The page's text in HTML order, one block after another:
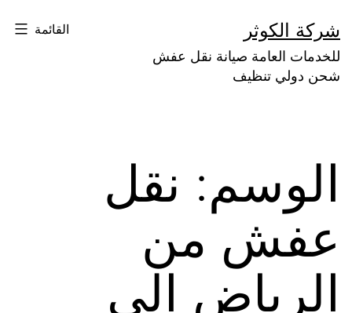
إلى
المحتوى
شركة الكوثر
للخدمات العامة صيانة نقل عفش
شحن دولي تنظيف
القائمة
الوسم: نقل
عفش من
الرياض الي